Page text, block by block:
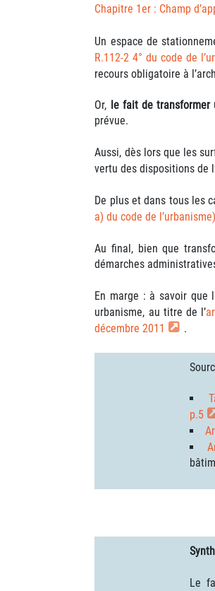
Chapitre 1er : Champ
Un espace de
R.112-2 4° du code de
recours obligatoire à
Or, le fait de transformer
prévue.
Aussi, dès lors que les
vertu des dispositions de
De plus et dans tous les
a) du code de
Au final, bien que
démarches
En marge : à savoir que
urbanisme, au titre de l’
décembre 2011
.
p.5
Le